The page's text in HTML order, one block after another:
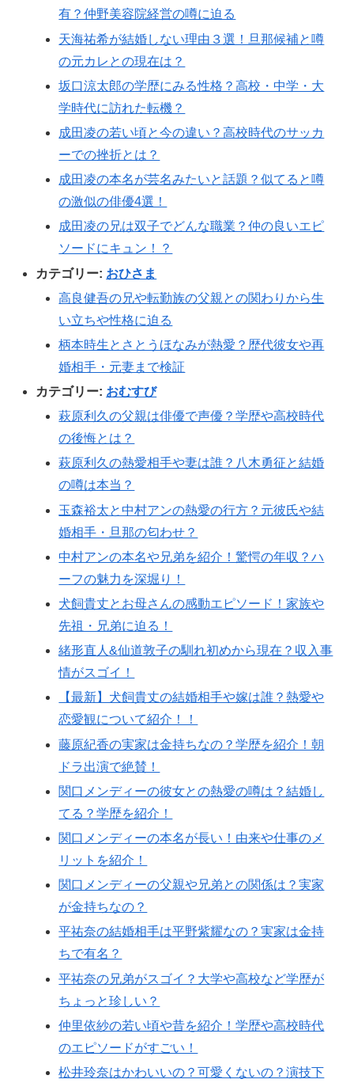
有？仲野美容院経営の噂に迫る
天海祐希が結婚しない理由３選！旦那候補と噂
の元カレとの現在は？
坂口涼太郎の学歴にみる性格？高校・中学・大
学時代に訪れた転機？
成田凌の若い頃と今の違い？高校時代のサッカ
ーでの挫折とは？
成田凌の本名が芸名みたいと話題？似てると噂
の激似の俳優4選！
成田凌の兄は双子でどんな職業？仲の良いエピ
ソードにキュン！？
カテゴリー: おひさま
高良健吾の兄や転勤族の父親との関わりから生
い立ちや性格に迫る
柄本時生とさとうほなみが熱愛？歴代彼女や再
婚相手・元妻まで検証
カテゴリー: おむすび
萩原利久の父親は俳優で声優？学歴や高校時代
の後悔とは？
萩原利久の熱愛相手や妻は誰？八木勇征と結婚
の噂は本当？
玉森裕太と中村アンの熱愛の行方？元彼氏や結
婚相手・旦那の匂わせ？
中村アンの本名や兄弟を紹介！驚愕の年収？ハ
ーフの魅力を深堀り！
犬飼貴丈とお母さんの感動エピソード！家族や
先祖・兄弟に迫る！
緒形直人&仙道敦子の馴れ初めから現在？収入事
情がスゴイ！
【最新】犬飼貴丈の結婚相手や嫁は誰？熱愛や
恋愛観について紹介！！
藤原紀香の実家は金持ちなの？学歴を紹介！朝
ドラ出演で絶賛！
関口メンディーの彼女との熱愛の噂は？結婚し
てる？学歴を紹介！
関口メンディーの本名が長い！由来や仕事のメ
リットを紹介！
関口メンディーの父親や兄弟との関係は？実家
が金持ちなの？
平祐奈の結婚相手は平野紫耀なの？実家は金持
ちで有名？
平祐奈の兄弟がスゴイ？大学や高校など学歴が
ちょっと珍しい？
仲里依紗の若い頃や昔を紹介！学歴や高校時代
のエピソードがすごい！
松井玲奈はかわいいの？可愛くないの？演技下